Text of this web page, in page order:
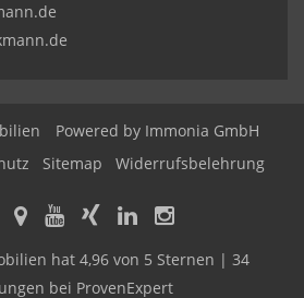
Powered by Immonia GmbH
Sitemap Widerrufsbelehrung
hat 4,96 von 5 Sternen | 34
bei ProvenExpert